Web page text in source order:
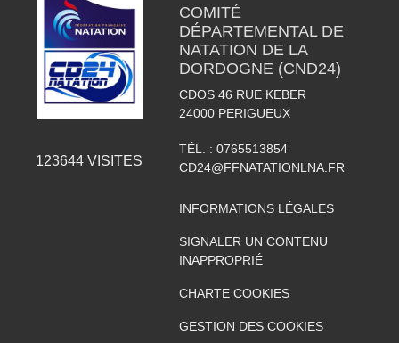
123644 VISITES
COMITÉ
DÉPARTEMENTAL DE
NATATION DE LA
DORDOGNE (CND24)
CDOS 46 RUE KEBER
24000 PERIGUEUX
TÉL. : 0765513854
CD24@FFNATATIONLNA.FR
INFORMATIONS LÉGALES
SIGNALER UN CONTENU
INAPPROPRIÉ
CHARTE COOKIES
GESTION DES COOKIES